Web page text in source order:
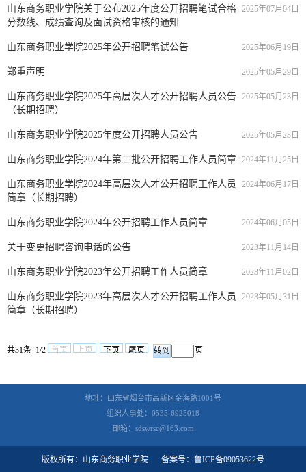
山东商务职业学院关于公布2025年度公开招聘笔试合格
分数线、成绩查询及面试资格审核的通知
2025年07月04日
山东商务职业学院2025年公开招聘笔试公告 2025年06月19日
郑重声明 2025年05月29日
山东商务职业学院2025年高层次人才公开招聘人员公告
（长期招聘）
2025年05月23日
山东商务职业学院2025年度公开招聘人员公告 2025年05月23日
山东商务职业学院2024年第二批公开招聘工作人员简章 2024年11月25日
山东商务职业学院2024年高层次人才公开招聘工作人员
简章（长期招聘）
2024年06月17日
山东商务职业学院2024年公开招聘工作人员简章 2024年06月05日
关于变更招聘咨询电话的公告 2023年11月14日
山东商务职业学院2023年公开招聘工作人员简章 2023年11月02日
山东商务职业学院2023年高层次人才公开招聘工作人员
简章（长期招聘）
2023年05月31日
共31条 1/2 首页 上页 下页 尾页 页
地址：山东省烟台市高新区金海路1001号
组织人事处：0535-6925018
邮箱：sdswrsc@163.com
版权所有：山东商务职业学院 备案号：鲁ICP备09053622号